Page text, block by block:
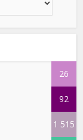
26
92
1 515